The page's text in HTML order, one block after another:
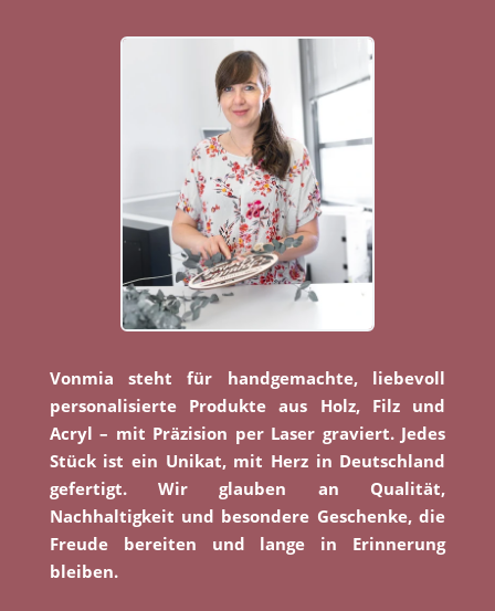
Vonmia steht für handgemachte, liebevoll
personalisierte Produkte aus Holz, Filz und
Acryl – mit Präzision per Laser graviert. Jedes
Stück ist ein Unikat, mit Herz in Deutschland
gefertigt. Wir glauben an Qualität,
Nachhaltigkeit und besondere Geschenke, die
Freude bereiten und lange in Erinnerung
bleiben.